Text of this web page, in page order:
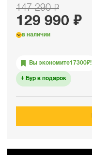
147 290 ₽
129 990 ₽
в наличии
Вы экономите17300₽!
Бур в подарок